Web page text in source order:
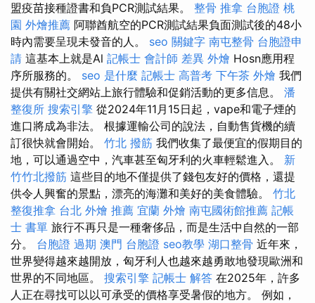
盟疫苗接種證書和負PCR測試結果。 整骨 推拿 台胞證 桃
園 外燴推薦 阿聯酋航空的PCR測試結果負面測試後的48小
時內需要呈現未發音的人。 seo 關鍵字 南屯整骨 台胞證申
請 這基本上就是Al 記帳士 會計師 差異 外燴 Hosn應用程
序所服務的。 seo 是什麼 記帳士 高普考 下午茶 外燴 我們
提供有關社交網站上旅行體驗和促銷活動的更多信息。 潘
整復所 搜索引擎 從2024年11月15日起，vape和電子煙的
進口將成為非法。 根據運輸公司的說法，自動售貨機的續
訂很快就會開始。 竹北 撥筋 我們收集了最便宜的假期目的
地，可以通過空中，汽車甚至匈牙利的火車輕鬆進入。 新
竹竹北撥筋 這些目的地不僅提供了錢包友好的價格，還提
供令人興奮的景點，漂亮的海灘和美好的美食體驗。 竹北
整復推拿 台北 外燴 推薦 宜蘭 外燴 南屯國術館推薦 記帳
士 書單 旅行不再只是一種奢侈品，而是生活中自然的一部
分。 台胞證 過期 澳門 台胞證 seo教學 湖口整骨 近年來，
世界變得越來越開放，匈牙利人也越來越勇敢地發現歐洲和
世界的不同地區。 搜索引擎 記帳士 解答 在2025年，許多
人正在尋找可以以可承受的價格享受暑假的地方。 例如，